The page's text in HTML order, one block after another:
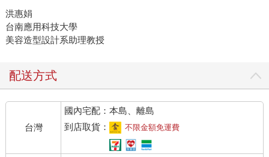
洪惠娟
台南應用科技大學
美容造型設計系助理教授
配送方式
台灣
國內宅配：本島、離島
到店取貨：
不限金額免運費